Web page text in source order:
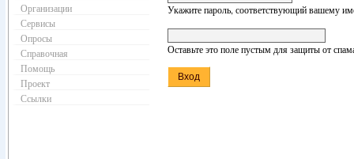
Укажите пароль, соответствующий вашему
Оставьте это поле пустым для защиты от
Организации
Сервисы
Опросы
Справочная
Помощь
Проект
Ссылки